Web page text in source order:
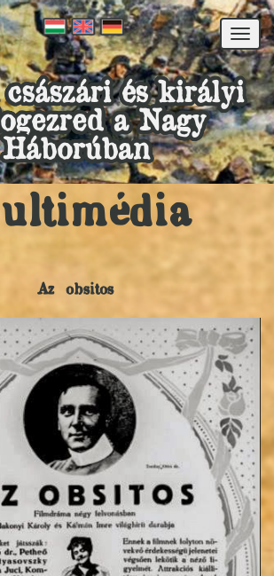
és királyi
a Nagy
Háborúban
Az obsitos